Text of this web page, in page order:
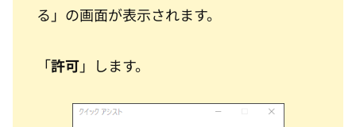
る」の画面が表示されます。
「許可」します。